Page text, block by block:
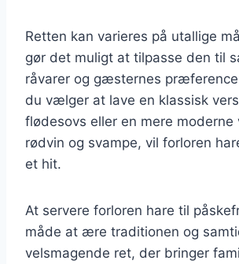
Retten kan varieres på utallige
gør det muligt at tilpasse den til
råvarer og gæsternes
du vælger at lave en klassisk
flødesovs eller en mere moderne
rødvin og svampe, vil forloren
et hit.
At servere forloren hare til
måde at ære traditionen og
velsmagende ret, der bringer